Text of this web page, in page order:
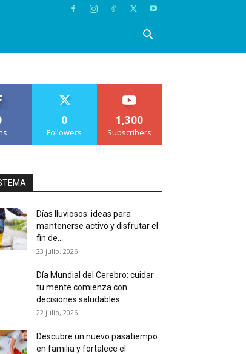
0
Followers
1,300
Subscribers
Días lluviosos: ideas para
mantenerse activo y disfrutar el
fin de...
23 julio, 2026
Día Mundial del Cerebro: cuidar
tu mente comienza con
decisiones saludables
22 julio, 2026
Descubre un nuevo pasatiempo
en familia y fortalece el